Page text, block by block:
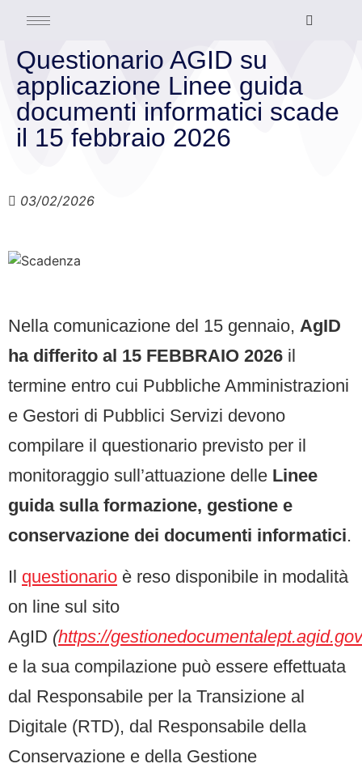
Questionario AGID su
applicazione Linee guida
documenti informatici scade
il 15 febbraio 2026
03/02/2026
Nella comunicazione del 15 gennaio, AgID
ha differito al 15 FEBBRAIO 2026 il
termine entro cui Pubbliche Amministrazioni
e Gestori di Pubblici Servizi devono
compilare il questionario previsto per il
monitoraggio sull’attuazione delle Linee
guida sulla formazione, gestione e
conservazione dei documenti informatici.
Il questionario è reso disponibile in modalità
on line sul sito
AgID (https://
e la sua compilazione può essere effettuata
dal Responsabile per la Transizione al
Digitale (RTD), dal Responsabile della
Conservazione e della Gestione